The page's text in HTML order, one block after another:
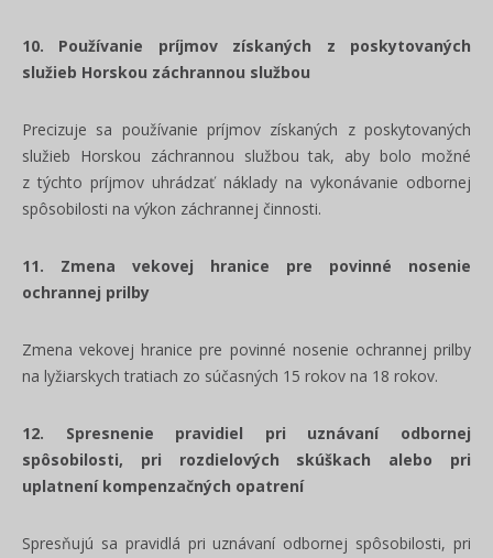
10. Používanie príjmov získaných z poskytovaných
služieb Horskou záchrannou službou
Precizuje sa používanie príjmov získaných z poskytovaných
služieb Horskou záchrannou službou tak, aby bolo možné
z týchto príjmov uhrádzať náklady na vykonávanie odbornej
spôsobilosti na výkon záchrannej činnosti.
11. Zmena vekovej hranice pre povinné nosenie
ochrannej prilby
Zmena vekovej hranice pre povinné nosenie ochrannej prilby
na lyžiarskych tratiach zo súčasných 15 rokov na 18 rokov.
12. Spresnenie pravidiel pri uznávaní odbornej
spôsobilosti, pri rozdielových skúškach alebo pri
uplatnení kompenzačných opatrení
Spresňujú sa pravidlá pri uznávaní odbornej spôsobilosti, pri